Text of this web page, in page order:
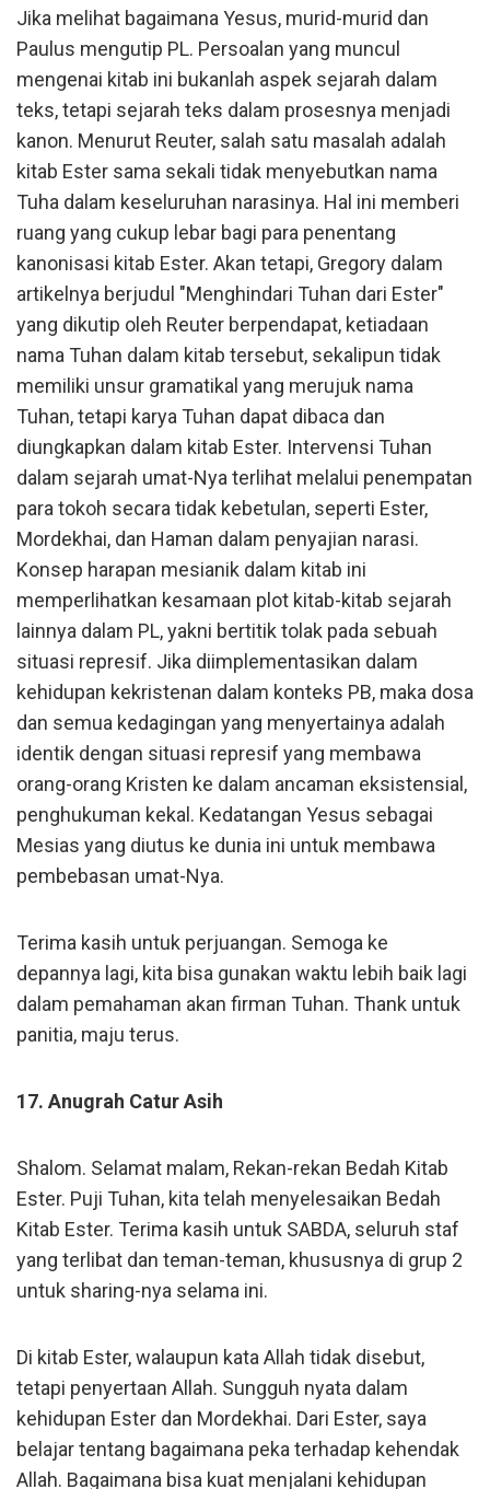
Jika melihat bagaimana Yesus, murid-murid dan
Paulus mengutip PL. Persoalan yang muncul
mengenai kitab ini bukanlah aspek sejarah dalam
teks, tetapi sejarah teks dalam prosesnya menjadi
kanon. Menurut Reuter, salah satu masalah adalah
kitab Ester sama sekali tidak menyebutkan nama
Tuha dalam keseluruhan narasinya. Hal ini memberi
ruang yang cukup lebar bagi para penentang
kanonisasi kitab Ester. Akan tetapi, Gregory dalam
artikelnya berjudul "Menghindari Tuhan dari Ester"
yang dikutip oleh Reuter berpendapat, ketiadaan
nama Tuhan dalam kitab tersebut, sekalipun tidak
memiliki unsur gramatikal yang merujuk nama
Tuhan, tetapi karya Tuhan dapat dibaca dan
diungkapkan dalam kitab Ester. Intervensi Tuhan
dalam sejarah umat-Nya terlihat melalui penempatan
para tokoh secara tidak kebetulan, seperti Ester,
Mordekhai, dan Haman dalam penyajian narasi.
Konsep harapan mesianik dalam kitab ini
memperlihatkan kesamaan plot kitab-kitab sejarah
lainnya dalam PL, yakni bertitik tolak pada sebuah
situasi represif. Jika diimplementasikan dalam
kehidupan kekristenan dalam konteks PB, maka dosa
dan semua kedagingan yang menyertainya adalah
identik dengan situasi represif yang membawa
orang-orang Kristen ke dalam ancaman eksistensial,
penghukuman kekal. Kedatangan Yesus sebagai
Mesias yang diutus ke dunia ini untuk membawa
pembebasan umat-Nya.
Terima kasih untuk perjuangan. Semoga ke
depannya lagi, kita bisa gunakan waktu lebih baik lagi
dalam pemahaman akan firman Tuhan. Thank untuk
panitia, maju terus.
17. Anugrah Catur Asih
Shalom. Selamat malam, Rekan-rekan Bedah Kitab
Ester. Puji Tuhan, kita telah menyelesaikan Bedah
Kitab Ester. Terima kasih untuk SABDA, seluruh staf
yang terlibat dan teman-teman, khususnya di grup 2
untuk sharing-nya selama ini.
Di kitab Ester, walaupun kata Allah tidak disebut,
tetapi penyertaan Allah. Sungguh nyata dalam
kehidupan Ester dan Mordekhai. Dari Ester, saya
belajar tentang bagaimana peka terhadap kehendak
Allah. Bagaimana bisa kuat menjalani kehidupan